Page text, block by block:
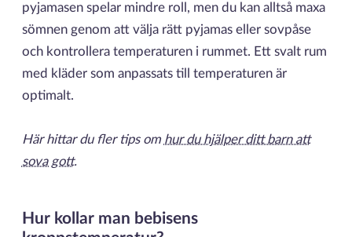
pyjamasen spelar mindre roll, men du kan alltså maxa
sömnen genom att välja rätt pyjamas eller sovpåse
och kontrollera temperaturen i rummet. Ett svalt rum
med kläder som anpassats till temperaturen är
optimalt.
Här hittar du fler tips om hur du hjälper ditt barn att
sova gott.
Hur kollar man bebisens